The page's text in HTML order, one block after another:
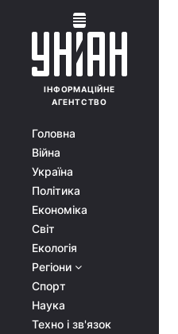
ІНФОРМАЦІЙНЕ
АГЕНТСТВО
Головна
Війна
Україна
Політика
Економіка
Світ
Екологія
Регіони
Спорт
Наука
Техно і зв'язок